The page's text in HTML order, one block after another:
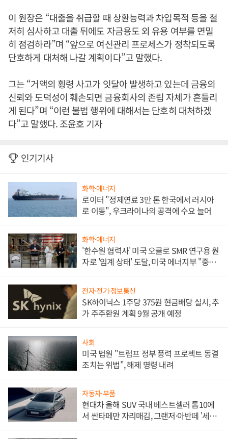
이 원장은 “대출을 취급할 때 상환능력과 차입목적 등을 철
저히 심사하고 대출 뒤에도 자금용도 외 유용 여부를 면밀
히 점검하라”며 “앞으로 여신관리 프로세스가 정착되도록
단호하게 대처해 나갈 계획이다”고 말했다.
그는 “거액의 횡령 사고가 잇달아 발생하고 있는데 금융의
신뢰와 도덕성이 훼손되면 금융회사의 존립 자체가 흔들리
게 된다”며 “이런 불법 행위에 대해서는 단호히 대처하겠
다”고 말했다. 조윤호 기자
인기기사
화학·에너지
로이터 "정제연료 3만 톤 한국에서 러시아
로 이동", 우크라이나의 공격에 수요 늘어
화학·에너지
'한수원 협력사' 미국 오클로 SMR 연구용 원
자로 '임계 상태' 도달, 미국 에너지부 "중요
전자·전기·정보통신
SK하이닉스 1주당 375원 현금배당 실시, 추
가 주주환원 계획 9월 공개 예정
사회
미국 법원 "트럼프 정부 풍력 프로젝트 동결
조치는 위법", 해제 명령 내려
자동차·부품
현대차 올해 SUV 국내 베스트셀러 톱10에
서 싼타페만 자리매김, 그랜저·아반떼 '세단